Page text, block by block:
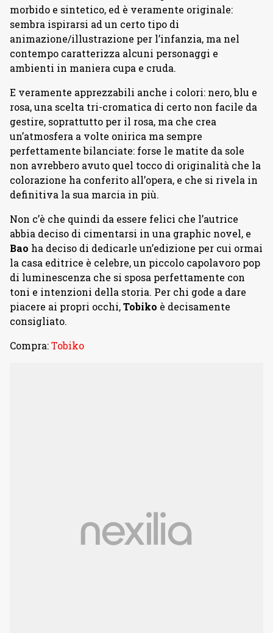
morbido e sintetico, ed è veramente originale:
sembra ispirarsi ad un certo tipo di
animazione/illustrazione per l’infanzia, ma nel
contempo caratterizza alcuni personaggi e
ambienti in maniera cupa e cruda.
E veramente apprezzabili anche i colori: nero, blu e
rosa, una scelta tri-cromatica di certo non facile da
gestire, soprattutto per il rosa, ma che crea
un’atmosfera a volte onirica ma sempre
perfettamente bilanciate: forse le matite da sole
non avrebbero avuto quel tocco di originalità che la
colorazione ha conferito all’opera, e che si rivela in
definitiva la sua marcia in più.
Non c’è che quindi da essere felici che l’autrice
abbia deciso di cimentarsi in una graphic novel, e
Bao ha deciso di dedicarle un’edizione per cui ormai
la casa editrice è celebre, un piccolo capolavoro pop
di luminescenza che si sposa perfettamente con
toni e intenzioni della storia. Per chi gode a dare
piacere ai propri occhi,Tobiko è decisamente
consigliato.
Compra:Tobiko